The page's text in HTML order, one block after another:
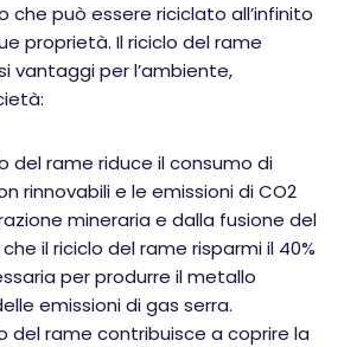
che può essere riciclato all’infinito
proprietà. Il riciclo del rame
vantaggi per l’ambiente,
del rame riduce il consumo di
rinnovabili e le emissioni di CO2
mineraria e dalla fusione del
il riciclo del rame risparmi il 40%
per produrre il metallo
emissioni di gas serra.
del rame contribuisce a coprire la